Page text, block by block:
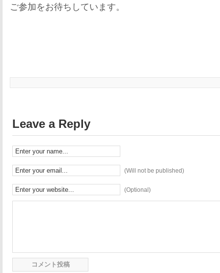
ご参加をお待ちしています。
Leave a Reply
(Will not be published)
(Optional)